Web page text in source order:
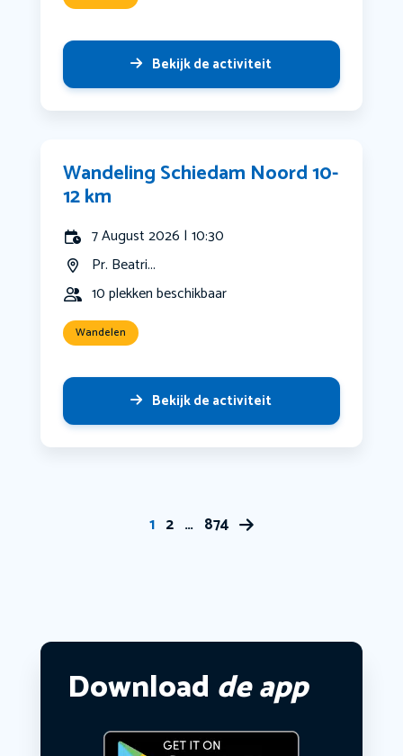
Bekijk de activiteit
Wandeling Schiedam Noord 10-
12 km
7 August 2026 | 10:30
Pr. Beatri...
10 plekken beschikbaar
Wandelen
Bekijk de activiteit
1 2 … 874
Download de app